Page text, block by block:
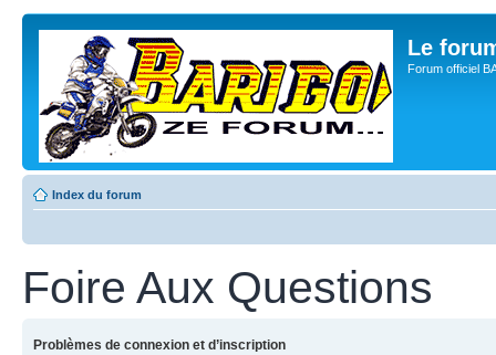
Le
Forum officiel
Index du forum
Foire Aux Questions
Problèmes de connexion et d’inscription